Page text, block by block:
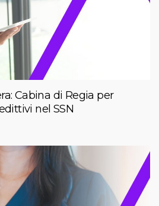
Cabina di Regia per
nel SSN